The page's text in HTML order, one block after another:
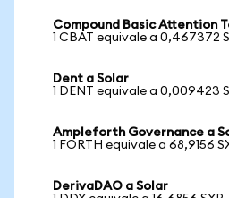
Compound Basic Attention
1 CBAT equivale a 0,467372
Dent a Solar
1 DENT equivale a 0,009423
Ampleforth Governance a
1 FORTH equivale a 68,9156
DerivaDAO a Solar